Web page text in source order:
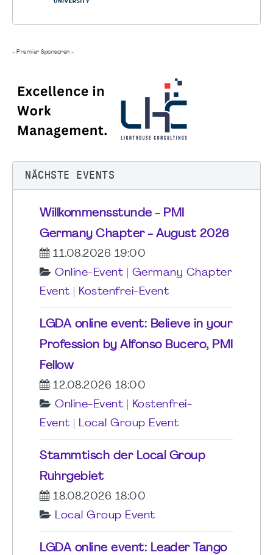
- Premier Sponsoren -
NÄCHSTE EVENTS
Willkommensstunde - PMI
Germany Chapter - August 2026
11.08.2026 19:00
Online-Event
Germany Chapter
Event
Kostenfrei-Event
LGDA online event: Believe in your
Profession by Alfonso Bucero, PMI
Fellow
12.08.2026 18:00
Online-Event
Kostenfrei-
Event
Local Group Event
Stammtisch der Local Group
Ruhrgebiet
18.08.2026 18:00
Local Group Event
LGDA online event: Leader Tango